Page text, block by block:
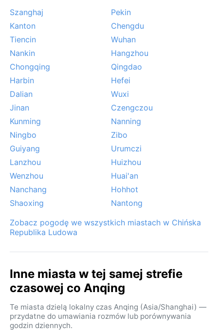
i lipcu miasto zmaga się z monsunowym deszczem,
który potrafi utrzymywać się przez wiele dni, a pod
koniec lata zdarzają się pozostałości tajfunów,
przynoszące gwałtowne ulewy i silny wiatr. Zimą
miastu tajemniczy, melancholijny nastrój.
Szanghaj
Pekin
Kanton
Chengdu
Tiencin
Wuhan
Nankin
Hangzhou
Chongqing
Qingdao
Harbin
Hefei
Dalian
Wuxi
Jinan
Czengczou
Kunming
Nanning
Ningbo
Zibo
Guiyang
Urumczi
Lanzhou
Huizhou
Wenzhou
Huai'an
Nanchang
Hohhot
Shaoxing
Nantong
Zobacz pogodę we wszystkich miastach w Chińska
Republika Ludowa
Inne miasta w tej samej strefie
czasowej co Anqing
Te miasta dzielą lokalny czas Anqing (Asia/Shanghai) —
przydatne do umawiania rozmów lub porównywania
godzin dziennych.